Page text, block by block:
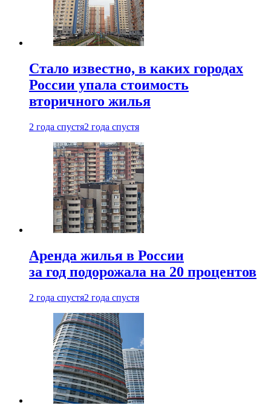
Стало известно, в каких городах
России упала стоимость
вторичного жилья
2 года спустя2 года спустя
Аренда жилья в России
за год подорожала на 20 процентов
2 года спустя2 года спустя